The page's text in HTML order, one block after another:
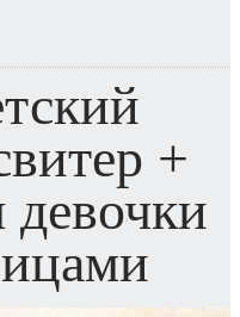
+
девочки